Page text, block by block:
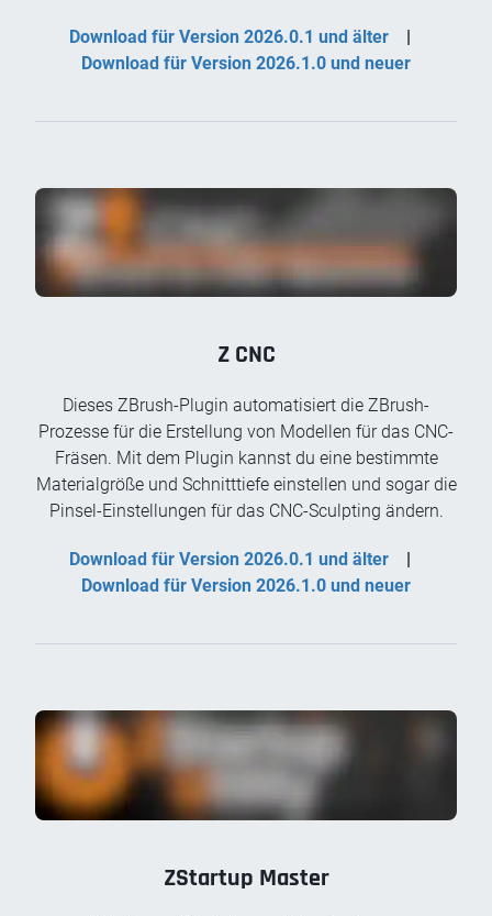
Download für Version 2026.0.1 und älter
|
Download für Version 2026.1.0 und neuer
Z CNC
Dieses ZBrush-Plugin automatisiert die ZBrush-
Prozesse für die Erstellung von Modellen für das CNC-
Fräsen. Mit dem Plugin kannst du eine bestimmte
Materialgröße und Schnitttiefe einstellen und sogar die
Pinsel-Einstellungen für das CNC-Sculpting ändern.
Download für Version 2026.0.1 und älter
Download für Version 2026.1.0 und neuer
ZStartup Master